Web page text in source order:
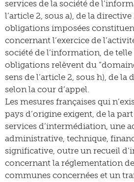
services de la société de
l’article 2, sous a), de la
obligations imposées
concernant l’exercice de
société de l’information, de telle
obligations relèvent du
sens de l’article 2, sous h), de la
selon la cour d’appel.
Les mesures françaises qui
pays d’origine exigent, de la
services d’intermédiation, une
administrative, technique,
significative, outre un recueil
concernant la réglementation
communes concernées et un